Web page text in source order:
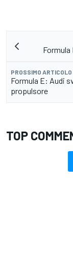
Formula
PROSSIMO ARTICOLO
Formula E: Audi
propulsore
TOP